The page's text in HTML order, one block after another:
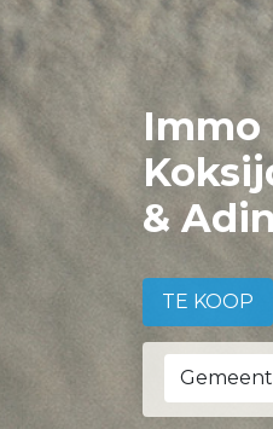
Immo
&
TE KOOP